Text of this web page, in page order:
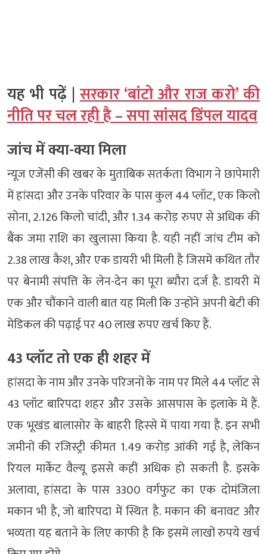
यह भी पढ़ें | सरकार ‘बांटो और राज करो’ की
नीति पर चल रही है – सपा सांसद डिंपल यादव
जांच में क्या-क्या मिला
न्यूज एजेंसी की खबर के मुताबिक सतर्कता विभाग ने छापेमारी
में हांसदा और उनके परिवार के पास कुल 44 प्लॉट, एक किलो
सोना, 2.126 किलो चांदी, और 1.34 करोड़ रुपए से अधिक की
बैंक जमा राशि का खुलासा किया है. यही नहीं जांच टीम को
2.38 लाख कैश, और एक डायरी भी मिली है जिसमें कथित तौर
पर बेनामी संपत्ति के लेन-देन का पूरा ब्यौरा दर्ज है. डायरी में
एक और चौंकाने वाली बात यह मिली कि उन्होंने अपनी बेटी की
मेडिकल की पढ़ाई पर 40 लाख रुपए खर्च किए हैं.
43 प्लॉट तो एक ही शहर में
हांसदा के नाम और उनके परिजनों के नाम पर मिले 44 प्लॉट से
43 प्लॉट बारिपदा शहर और उसके आसपास के इलाके में हैं.
एक भूखंड बालासोर के बाहरी हिस्से में पाया गया है. इन सभी
जमीनों की रजिस्ट्री कीमत 1.49 करोड़ आंकी गई है, लेकिन
रियल मार्केट वैल्यू इससे कहीं अधिक हो सकती है. इसके
अलावा, हांसदा के पास 3300 वर्गफुट का एक दोमंजिला
मकान भी है, जो बारिपदा में स्थित है. मकान की बनावट और
भव्यता यह बताने के लिए काफी है कि इसमें लाखों रुपये खर्च